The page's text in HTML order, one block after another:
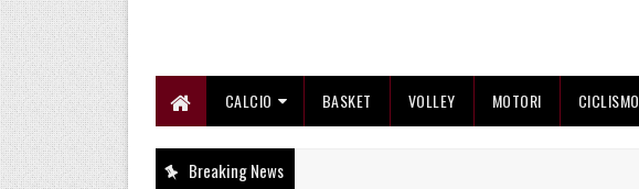
CALCIO BASKET VOLLEY MOTORI CICLISMO
Breaking News